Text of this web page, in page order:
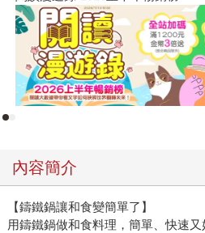
內容簡介
【鑄鐵鍋讓和食變簡單了】
用鑄鐵鍋做和食料理，簡單、快速又